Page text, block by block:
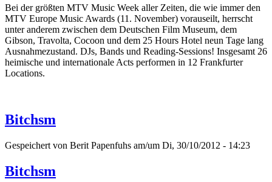
Bei der größten MTV Music Week aller Zeiten, die wie immer den
MTV Europe Music Awards (11. November) vorauseilt, herrscht
unter anderem zwischen dem Deutschen Film Museum, dem
Gibson, Travolta, Cocoon und dem 25 Hours Hotel neun Tage lang
Ausnahmezustand. DJs, Bands und Reading-Sessions! Insgesamt 26
heimische und internationale Acts performen in 12 Frankfurter
Locations.
Bitchsm
Gespeichert von Berit Papenfuhs am/um Di, 30/10/2012 - 14:23
Bitchsm